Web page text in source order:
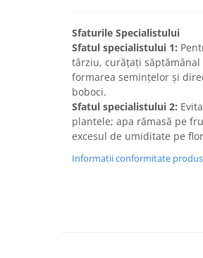
Sfaturile Specialistului
Sfatul specialistului 1:
târziu, curățați
formarea semințelor și
boboci.
Sfatul specialistului 2:
plantele; apa rămasă pe
excesul de umiditate pe
Informatii conformitate produs